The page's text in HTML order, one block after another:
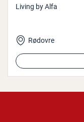
Living by Alfa
Rødovre